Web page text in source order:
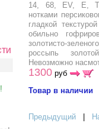
14, 68, EV, E,
нотками
гладкой
обильно
золотисто-
россыпь
Невозможно
1300 руб
Товар в наличии
Предыдущий